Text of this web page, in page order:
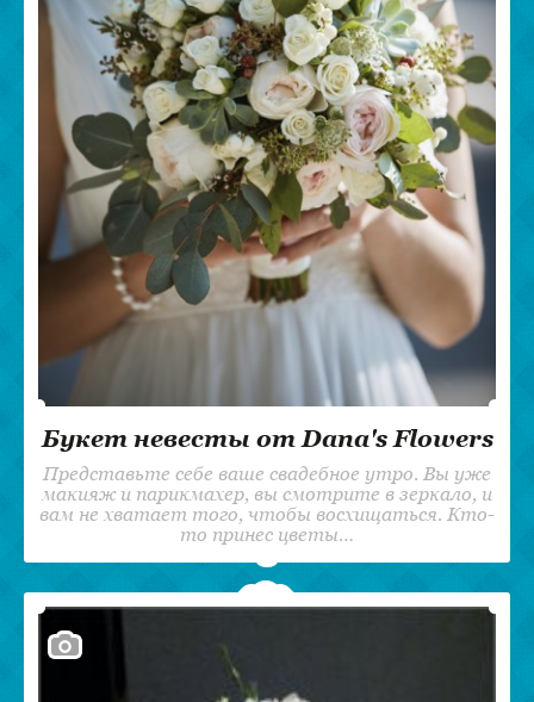
Букет невесты от Dana's Flowers
Представьте себе ваше свадебное утро. Вы уже
макияж и парикмахер, вы смотрите в зеркало, и
вам не хватает того, чтобы восхищаться. Кто-
то принес цветы…